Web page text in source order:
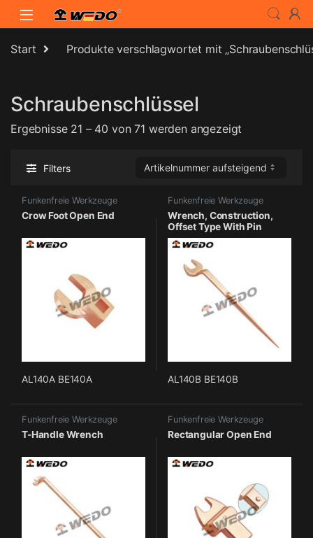
Skip to navigation
Skip to content
Start Produkte verschlagwortet mit
Schraubenschlüssel
Ergebnisse 21 – 40 von 71 werden angezeigt
Filters
Funkenfreie Werkzeuge
Crow Foot Open End
AL140A BE140A
Funkenfreie Werkzeuge
Wrench, Construction,
Offset Type With Pin
AL140B BE140B
Funkenfreie Werkzeuge
T-Handle Wrench
Funkenfreie Werkzeuge
Rectangular Open End